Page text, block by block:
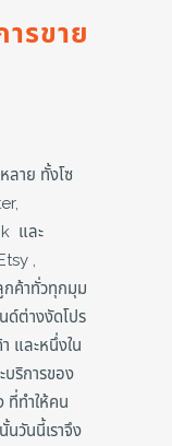
รขาย
ลาย ทั้งโซ
และ
,
ค้าทั่วทุกมุม
ด์ต่างงัดโปร
และหนึ่งใน
บริการของ
ที่ทำให้คน
วันนี้เราจึง